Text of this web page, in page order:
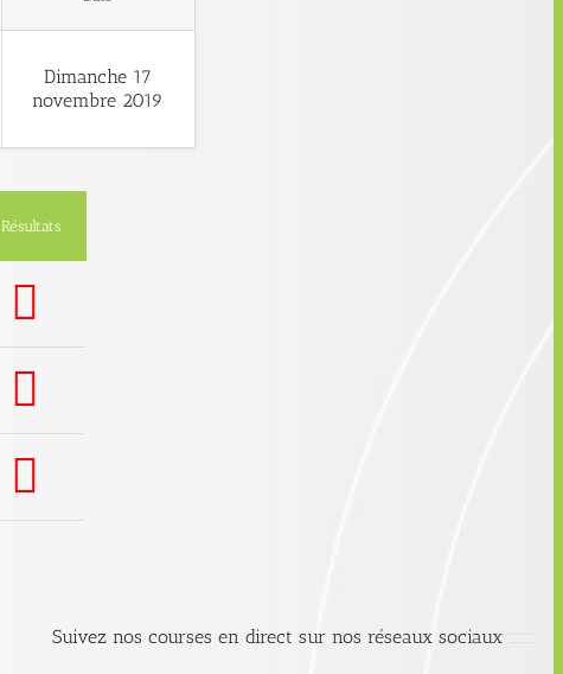
Dimanche 17
novembre 2019
Résultats
Suivez nos courses en direct sur nos réseaux sociaux